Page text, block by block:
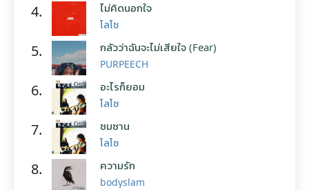
4. ไม่คิดนอกใจ
โลโซ
5. กลัวว่าฉันจะไม่เสียใจ (Fear)
PURPEECH
6. อะไรก็ยอม
โลโซ
7. ซมซาน
โลโซ
8. ความรัก
bodyslam